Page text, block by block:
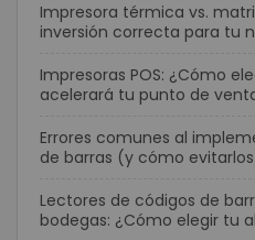
Impresora térmica vs.
inversión correcta para tu
Impresoras POS: ¿Cómo
acelerará tu punto de
Errores comunes al
de barras (y cómo
Lectores de códigos de
bodegas: ¿Cómo elegir tu